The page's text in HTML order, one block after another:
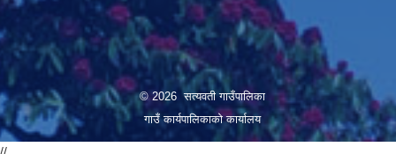
© 2026 सत्यवती गाउँपालिका
गाउँ कार्यपालिकाकाे कार्यालय
//